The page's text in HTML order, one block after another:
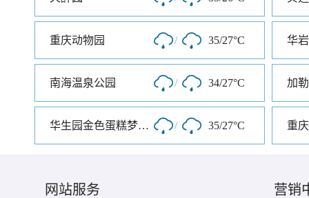
重庆动物园 / 35/27°C 华
南海温泉公园 / 34/27°C 加
华生园金色蛋糕梦幻王国 / 35/27°C
网站服务 营销